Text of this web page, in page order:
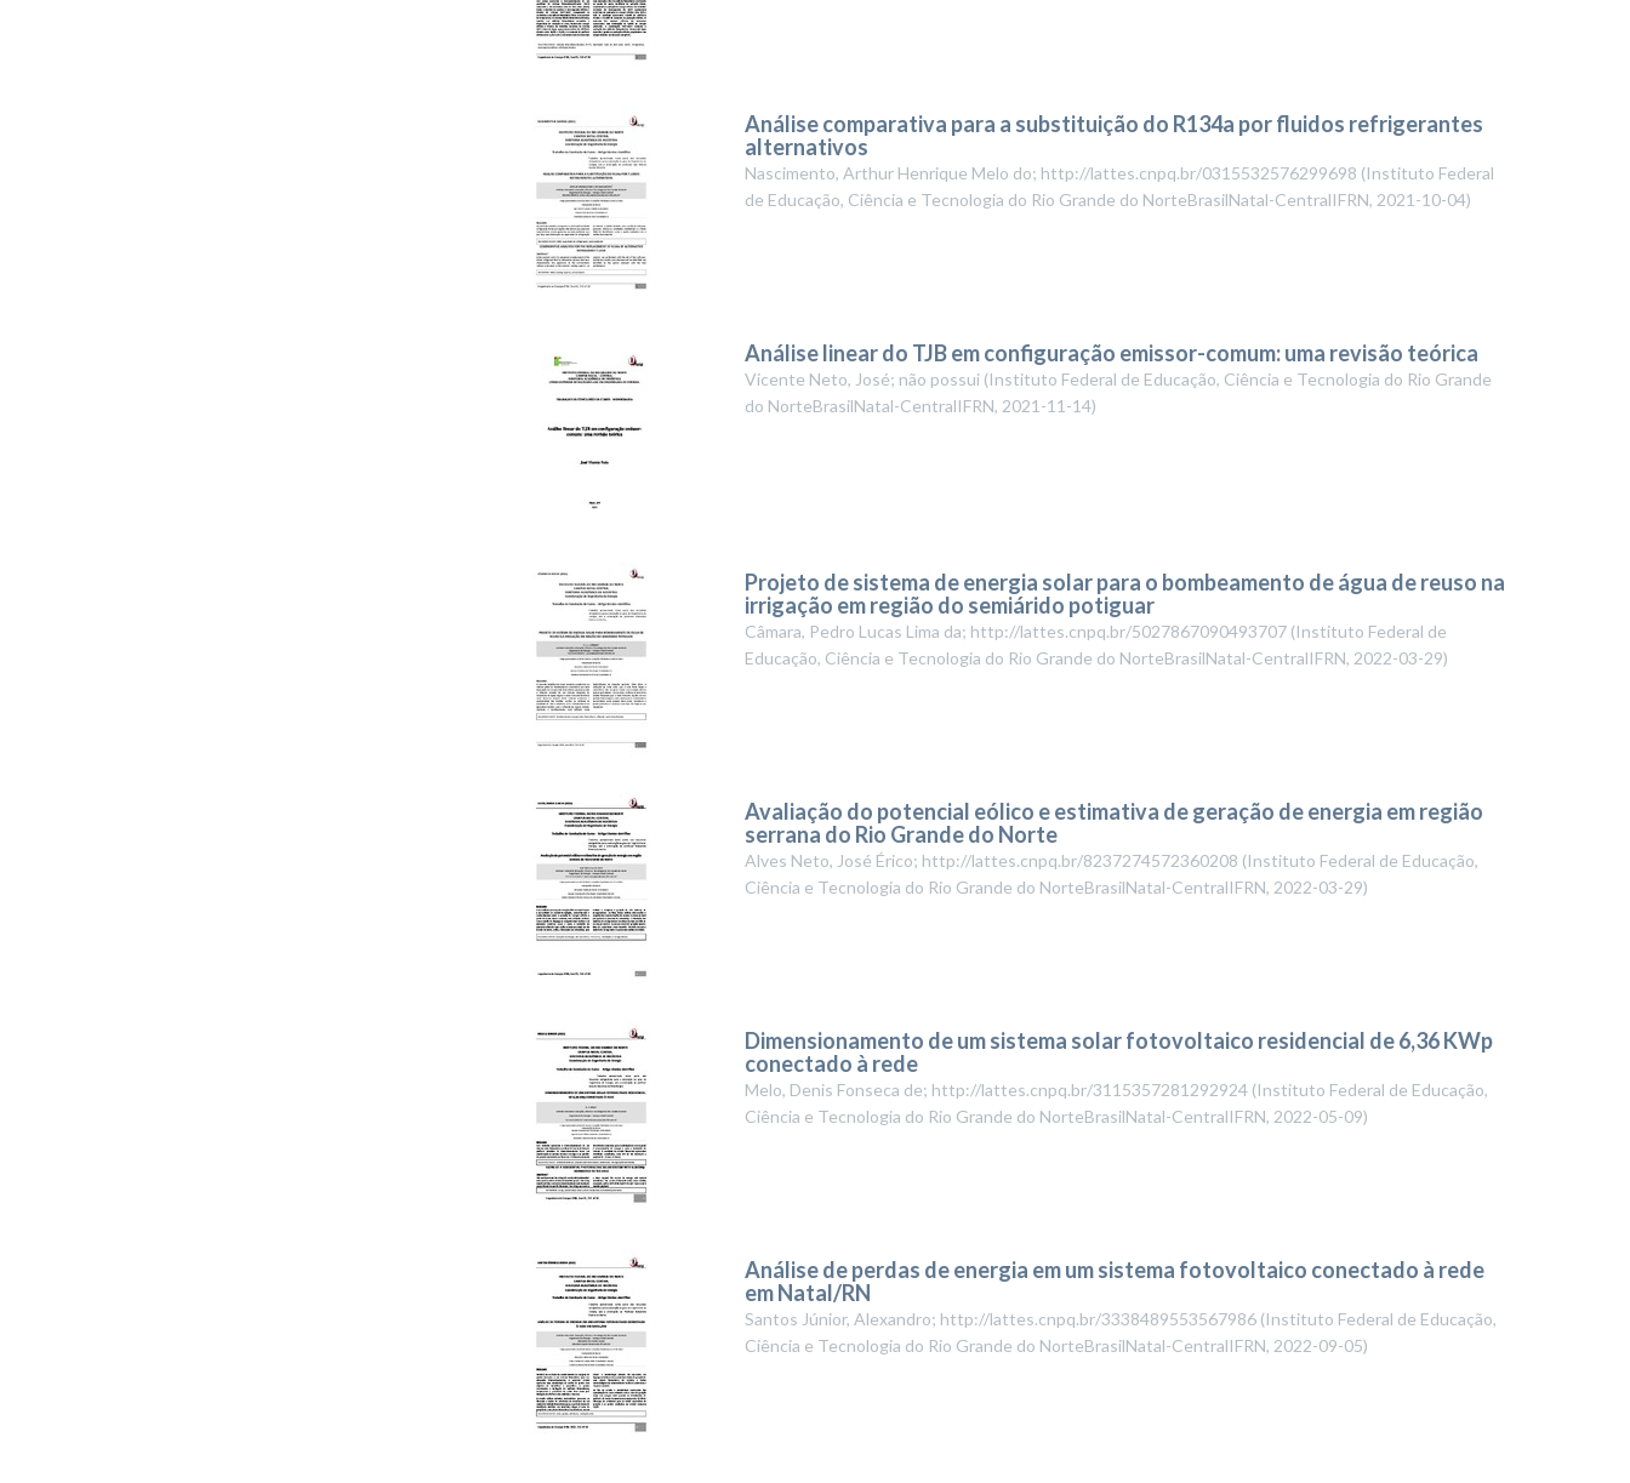
Análise comparativa para a substituição do R134a por fluidos refrigerantes
alternativos
Nascimento, Arthur Henrique Melo do; http://lattes.cnpq.br/0315532576299698 (Instituto Federal
de Educação, Ciência e Tecnologia do Rio Grande do NorteBrasilNatal-CentralIFRN, 2021-10-04)
Análise linear do TJB em configuração emissor-comum: uma revisão teórica
Vicente Neto, José; não possui (Instituto Federal de Educação, Ciência e Tecnologia do Rio Grande
do NorteBrasilNatal-CentralIFRN, 2021-11-14)
Projeto de sistema de energia solar para o bombeamento de água de reuso na
irrigação em região do semiárido potiguar
Câmara, Pedro Lucas Lima da; http://lattes.cnpq.br/5027867090493707 (Instituto Federal de
Educação, Ciência e Tecnologia do Rio Grande do NorteBrasilNatal-CentralIFRN, 2022-03-29)
Avaliação do potencial eólico e estimativa de geração de energia em região
serrana do Rio Grande do Norte
Alves Neto, José Érico; http://lattes.cnpq.br/8237274572360208 (Instituto Federal de Educação,
Ciência e Tecnologia do Rio Grande do NorteBrasilNatal-CentralIFRN, 2022-03-29)
Dimensionamento de um sistema solar fotovoltaico residencial de 6,36 KWp
conectado à rede
Melo, Denis Fonseca de; http://lattes.cnpq.br/3115357281292924 (Instituto Federal de Educação,
Ciência e Tecnologia do Rio Grande do NorteBrasilNatal-CentralIFRN, 2022-05-09)
Análise de perdas de energia em um sistema fotovoltaico conectado à rede
em Natal/RN
Santos Júnior, Alexandro; http://lattes.cnpq.br/3338489553567986 (Instituto Federal de Educação,
Ciência e Tecnologia do Rio Grande do NorteBrasilNatal-CentralIFRN, 2022-09-05)